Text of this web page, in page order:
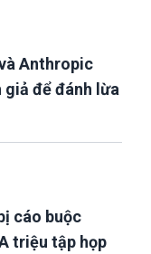
Anthropic
để đánh lừa
cáo buộc
triệu tập họp